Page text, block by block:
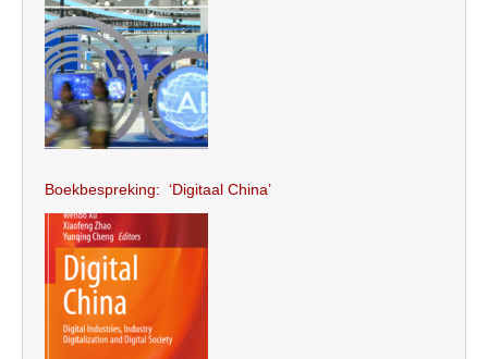
Boekbespreking: ‘Digitaal China’